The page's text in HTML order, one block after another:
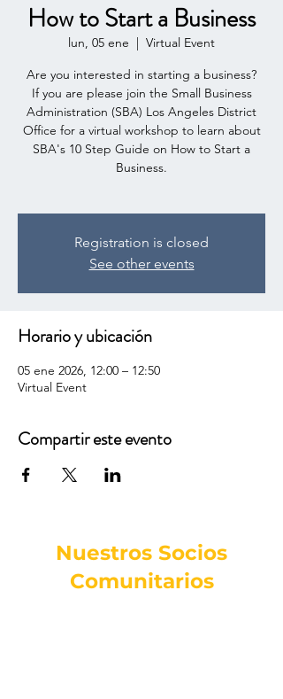
How to Start a Business
lun, 05 ene
  |
Virtual Event
Are you interested in starting a business?
If you are please join the Small Business
Administration (SBA) Los Angeles District
Office for a virtual workshop to learn about
SBA's 10 Step Guide on How to Start a
Business.
Registration is closed
See other events
Horario y ubicación
05 ene 2026, 12:00 – 12:50
Virtual Event
Compartir este evento
Nuestros Socios
Comunitarios